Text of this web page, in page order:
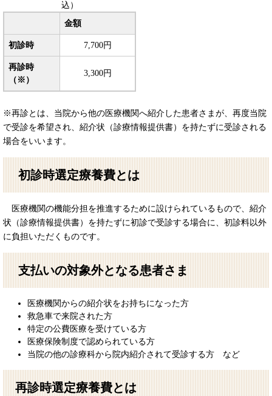
込）
金額
初診時 7,700円
再診時
（※）
3,300円
※再診とは、当院から他の医療機関へ紹介した患者さまが、再度当院
で受診を希望され、紹介状（診療情報提供書）を持たずに受診される
場合をいいます。
初診時選定療養費とは
医療機関の機能分担を推進するために設けられているもので、紹介
状（診療情報提供書）を持たずに初診で受診する場合に、初診料以外
に負担いただくものです。
支払いの対象外となる患者さま
医療機関からの紹介状をお持ちになった方
救急車で来院された方
特定の公費医療を受けている方
医療保険制度で認められている方
当院の他の診療科から院内紹介されて受診する方 など
再診時選定療養費とは